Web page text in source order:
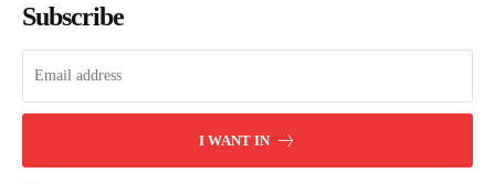
Subscribe
I WANT IN